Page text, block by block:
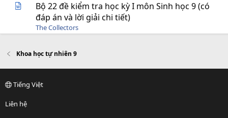
Bộ 22 đề kiểm tra học kỳ I môn Sinh học 9 (có
đáp án và lời giải chi tiết)
The Collectors
Khoa học tự nhiên 9
Tiếng Việt
Liên hệ